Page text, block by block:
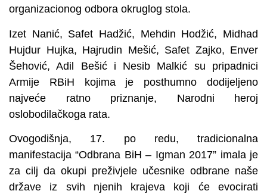
organizacionog odbora okruglog stola.
Izet Nanić, Safet Hadžić, Mehdin Hodžić, Midhad
Hujdur Hujka, Hajrudin Mešić, Safet Zajko, Enver
Šehović, Adil Bešić i Nesib Malkić su pripadnici
Armije RBiH kojima je posthumno dodijeljeno
najveće ratno priznanje, Narodni heroj
oslobodilačkoga rata.
Ovogodišnja, 17. po redu, tradicionalna
manifestacija “Odbrana BiH – Igman 2017” imala je
za cilj da okupi preživjele učesnike odbrane naše
države iz svih njenih krajeva koji će evocirati